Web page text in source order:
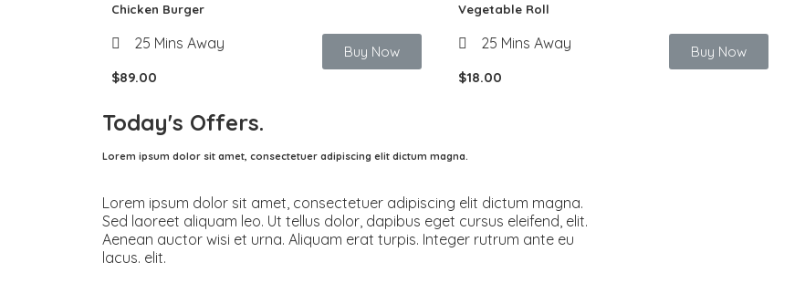
Chicken Burger
25 Mins Away
$89.00
Buy Now
Vegetable Roll
25 Mins Away
$18.00
Buy Now
Today's Offers.
Lorem ipsum dolor sit amet, consectetuer adipiscing elit dictum magna.
Lorem ipsum dolor sit amet, consectetuer adipiscing elit dictum magna.
Sed laoreet aliquam leo. Ut tellus dolor, dapibus eget cursus eleifend, elit.
Aenean auctor wisi et urna. Aliquam erat turpis. Integer rutrum ante eu
lacus. elit.